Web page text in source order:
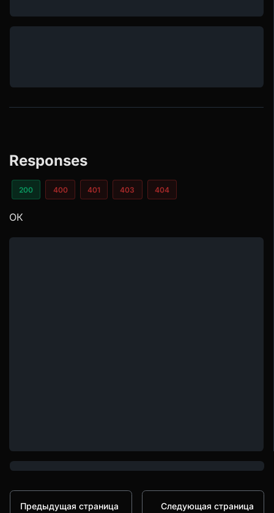
Responses
200 400 401 403 404
ОК
Предыдущая страница Следующая страница